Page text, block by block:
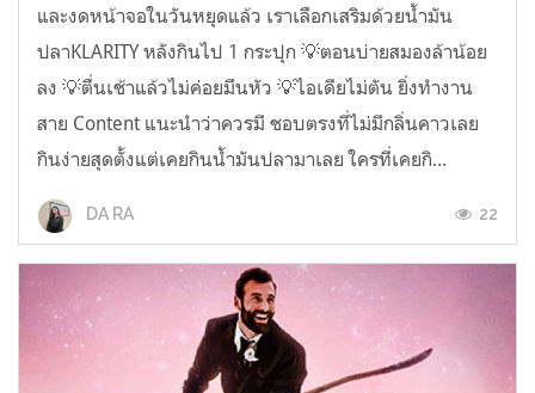
และงดหน้าจอในวันหยุดแล้ว เราเลือกเสริมด้วยน้ำมัน
ปลาKLARITY หลังกินไป 1 กระปุก 💡ตอนบ่ายสมองล้าน้อย
ลง 💡ตื่นเช้าแล้วไม่ค่อยมึนหัว 💡ไอเดียไม่ตัน ยิ่งทำงาน
สาย Content แนะนำว่าควรมี ชอบตรงที่ไม่มีกลิ่นคาวเลย
กินง่ายสุดตั้งแต่เคยกินน้ำมันปลามาเลย ใครที่เคยกิ...
DA RA 22